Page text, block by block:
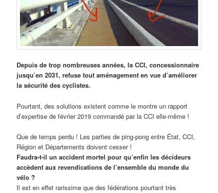
Depuis de trop nombreuses années, la CCI, concessionnaire
jusqu’en 2031, refuse tout aménagement en vue d’améliorer
la sécurité des cyclistes.
Pourtant, des solutions existent comme le montre un rapport
d’expertise de février 2019 commandé par la CCI elle-même !
Que de temps perdu ! Les parties de ping-pong entre État, CCI,
Région et Départements doivent cesser !
Faudra-t-il un accident mortel pour qu’enfin les décideurs
accèdent aux revendications de l’ensemble du monde du
vélo ?
Il est en effet rarissime que des fédérations pourtant très